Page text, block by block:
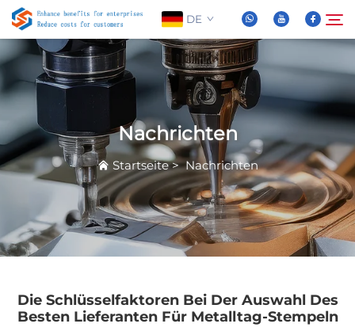
DE
Über Uns
Produkte
Nachrichten
FAQ
Suche
Nachrichten
Startseite>Nachrichten
Die Schlüsselfaktoren Bei Der Auswahl Des
Besten Lieferanten Für Metalltag-Stempeln